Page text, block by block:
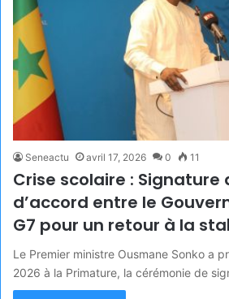
Seneactu avril 17, 2026 0 11
Crise scolaire : Signature
d’accord entre le
G7 pour un retour à la
Le Premier ministre Ousmane Sonko a
2026 à la Primature, la cérémonie de